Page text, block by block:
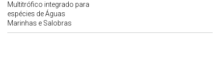
Multitrófico integrado para
espécies de Águas
Marinhas e Salobras